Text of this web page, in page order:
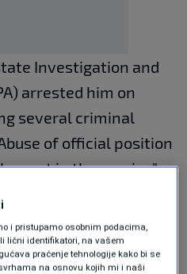
Investigation and
arrested him on
several criminal
of official position
in the service",
Code of Bosnia and
i pristupamo osobnim podacima,
lični identifikatori, na vašem
praćenje tehnologije kako bi se
na osnovu kojih mi i naši